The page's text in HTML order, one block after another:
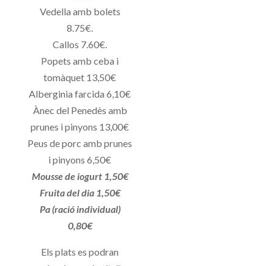
Vedella amb bolets
8.75€.
Callos 7.60€.
Popets amb ceba i
tomàquet 13,50€
Alberginia farcida 6,10€
Ànec del Penedès amb
prunes i pinyons 13,00€
Peus de porc amb prunes
i pinyons 6,50€
Mousse de iogurt 1,50€
Fruita del dia 1,50€
Pa (ració individual)
0,80€
Els plats es podran